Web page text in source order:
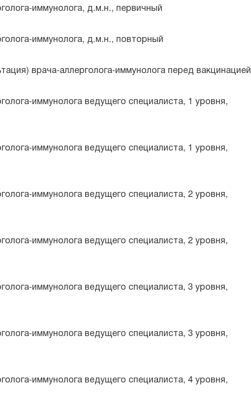
иммунолога, д.м.н., первичный
иммунолога, д.м.н., повторный
врача-аллерголога-иммунолога перед вакцинацией
иммунолога ведущего специалиста, 1 уровня,
иммунолога ведущего специалиста, 1 уровня,
иммунолога ведущего специалиста, 2 уровня,
иммунолога ведущего специалиста, 2 уровня,
иммунолога ведущего специалиста, 3 уровня,
иммунолога ведущего специалиста, 3 уровня,
иммунолога ведущего специалиста, 4 уровня,